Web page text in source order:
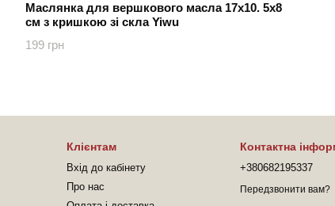
Маслянка для вершкового масла 17х10. 5х8
см з кришкою зі скла Yiwu
199 грн
Клієнтам
Вхід до кабінету
Про нас
Контактна
+380682195337
Передзвонити вам?